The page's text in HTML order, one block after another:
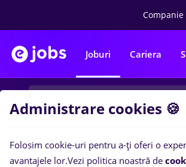
Companie
Joburi Cariera
Filtre
Administrare cookies 🍪
Folosim cookie-uri pentru a-ți oferi o
avantajele lor.Vezi politica noastră de